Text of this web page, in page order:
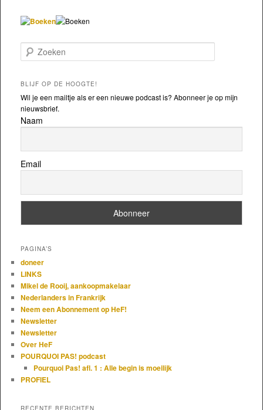
Zoeken
BLIJF OP DE HOOGTE!
Wil je een mailtje als er een nieuwe podcast is? Abonneer je op mijn
nieuwsbrief.
Naam
Email
PAGINA’S
doneer
LINKS
Mikel de Rooij, aankoopmakelaar
Nederlanders in Frankrijk
Neem een Abonnement op HeF!
Newsletter
Newsletter
Over HeF
POURQUOI PAS! podcast
Pourquoi Pas! afl. 1 : Alle begin is moeilijk
PROFIEL
RECENTE BERICHTEN